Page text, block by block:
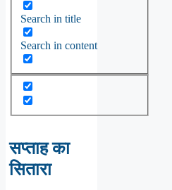
Search in title
Search in content
सप्ताह का
सितारा